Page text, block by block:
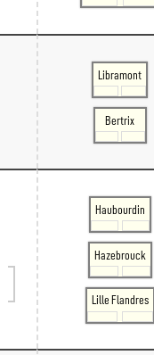
Libramont
Bertrix
Haubourdin
Hazebrouck
Lille Flandres